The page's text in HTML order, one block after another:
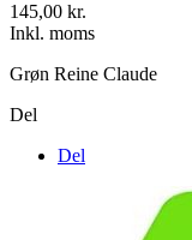
145,00 kr.
Inkl. moms
Grøn Reine Claude
Del
Del